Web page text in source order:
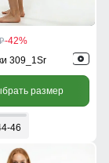
-42%
309_1Sr
размер
46